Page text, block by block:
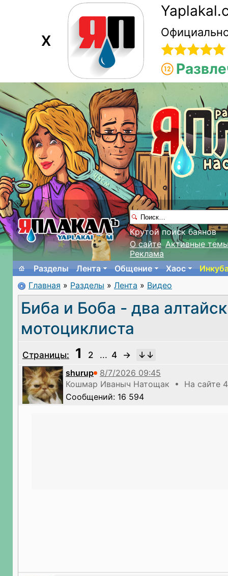
X
Крутой поиск баянов
О сайте Активные
Реклама
Разделы
Лента Общение Хаос
Главная » Разделы » Лента » Видео
Биба и Боба - два
мотоциклиста
Страницы: 1 2 ... 4
→
shurup
Кошмар Иваныч Натощак • На сайте 4
Сообщений: 16 594